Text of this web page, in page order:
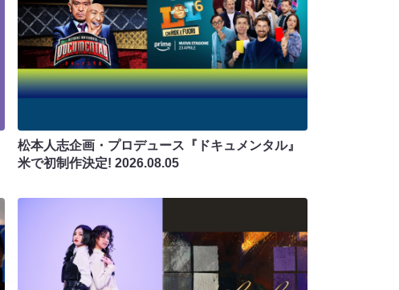
松本人志企画・プロデュース『ドキュメンタル』
米で初制作決定! 2026.08.05